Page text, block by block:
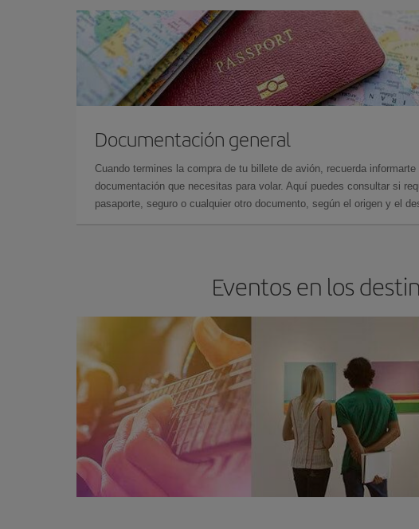
Documentación general
Cuando termines la compra de tu billete de avión, recuerda informarte
documentación que necesitas para volar. Aquí puedes consultar si
pasaporte, seguro o cualquier otro documento, según el origen y el
Eventos en los